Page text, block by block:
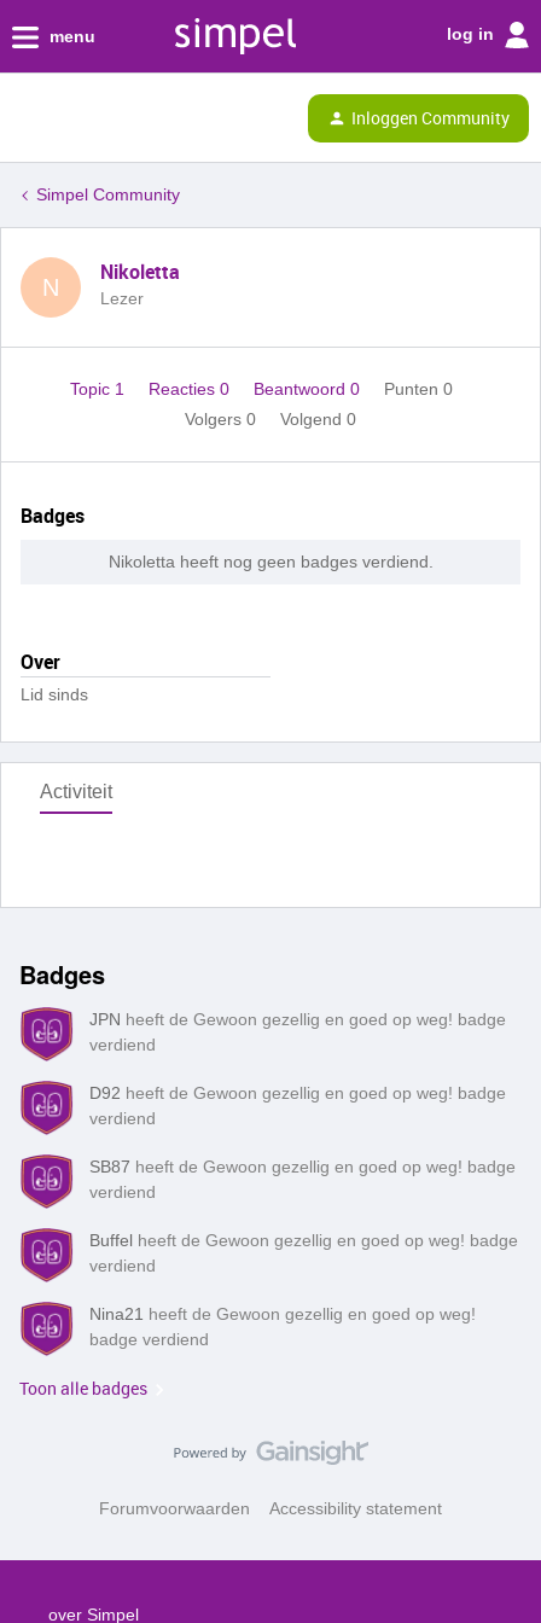
menu log in
Inloggen Community
Simpel Community
N
Nikoletta
Lezer
Topic 1 Reacties 0 Beantwoord 0
Punten 0
Volgers 0 Volgend 0
Badges
Nikoletta heeft nog geen badges verdiend.
Over
Lid sinds
Activiteit
Badges
JPN heeft de Gewoon gezellig en goed op weg! badge
verdiend
D92 heeft de Gewoon gezellig en goed op weg! badge
verdiend
SB87 heeft de Gewoon gezellig en goed op weg! badge
verdiend
Buffel heeft de Gewoon gezellig en goed op weg! badge
verdiend
Nina21 heeft de Gewoon gezellig en goed op weg!
badge verdiend
Toon alle badges
Forumvoorwaarden Accessibility statement
over Simpel